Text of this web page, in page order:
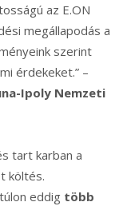
az E.ON
megállapodás a
szerint
érdekeket.” –
Ipoly Nemzeti
tart karban a
költés.
eddig több